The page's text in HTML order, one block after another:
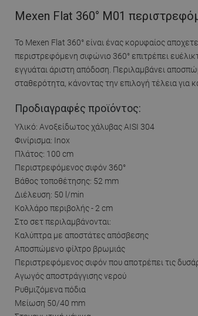
Mexen Flat 360° M01
Το Mexen Flat 360° είναι ένας κορυφαίος
περιστρεφόμενη σιφώνιο 360° επιτρέπει
εγγυάται άριστη απόδοση. Περιλαμβάνει
σταθερότητα, κάνοντας την επιλογή τέλεια για
Προδιαγραφές προϊόντος:
Υλικό: Ανοξείδωτος χάλυβας AISI 304
Φινίρισμα: Inox
Πλάτος: 100 cm
Περιστρεφόμενος σιφόν 360°
Βάθος τοποθέτησης: 52 mm
Διέλευση: 50 l/min
Κολλάρο περιβολής - 2 cm
Στο σετ περιλαμβάνονται:
Καλύπτρα με αποστάτες απόσβεσης
Αποσπώμενο φίλτρο βρωμιάς
Περιστρεφόμενος σιφόν που αποτρέπει τις
Αγωγός αποστράγγισης νερού
Ρυθμιζόμενα πόδια
Μείωση 50/40 mm